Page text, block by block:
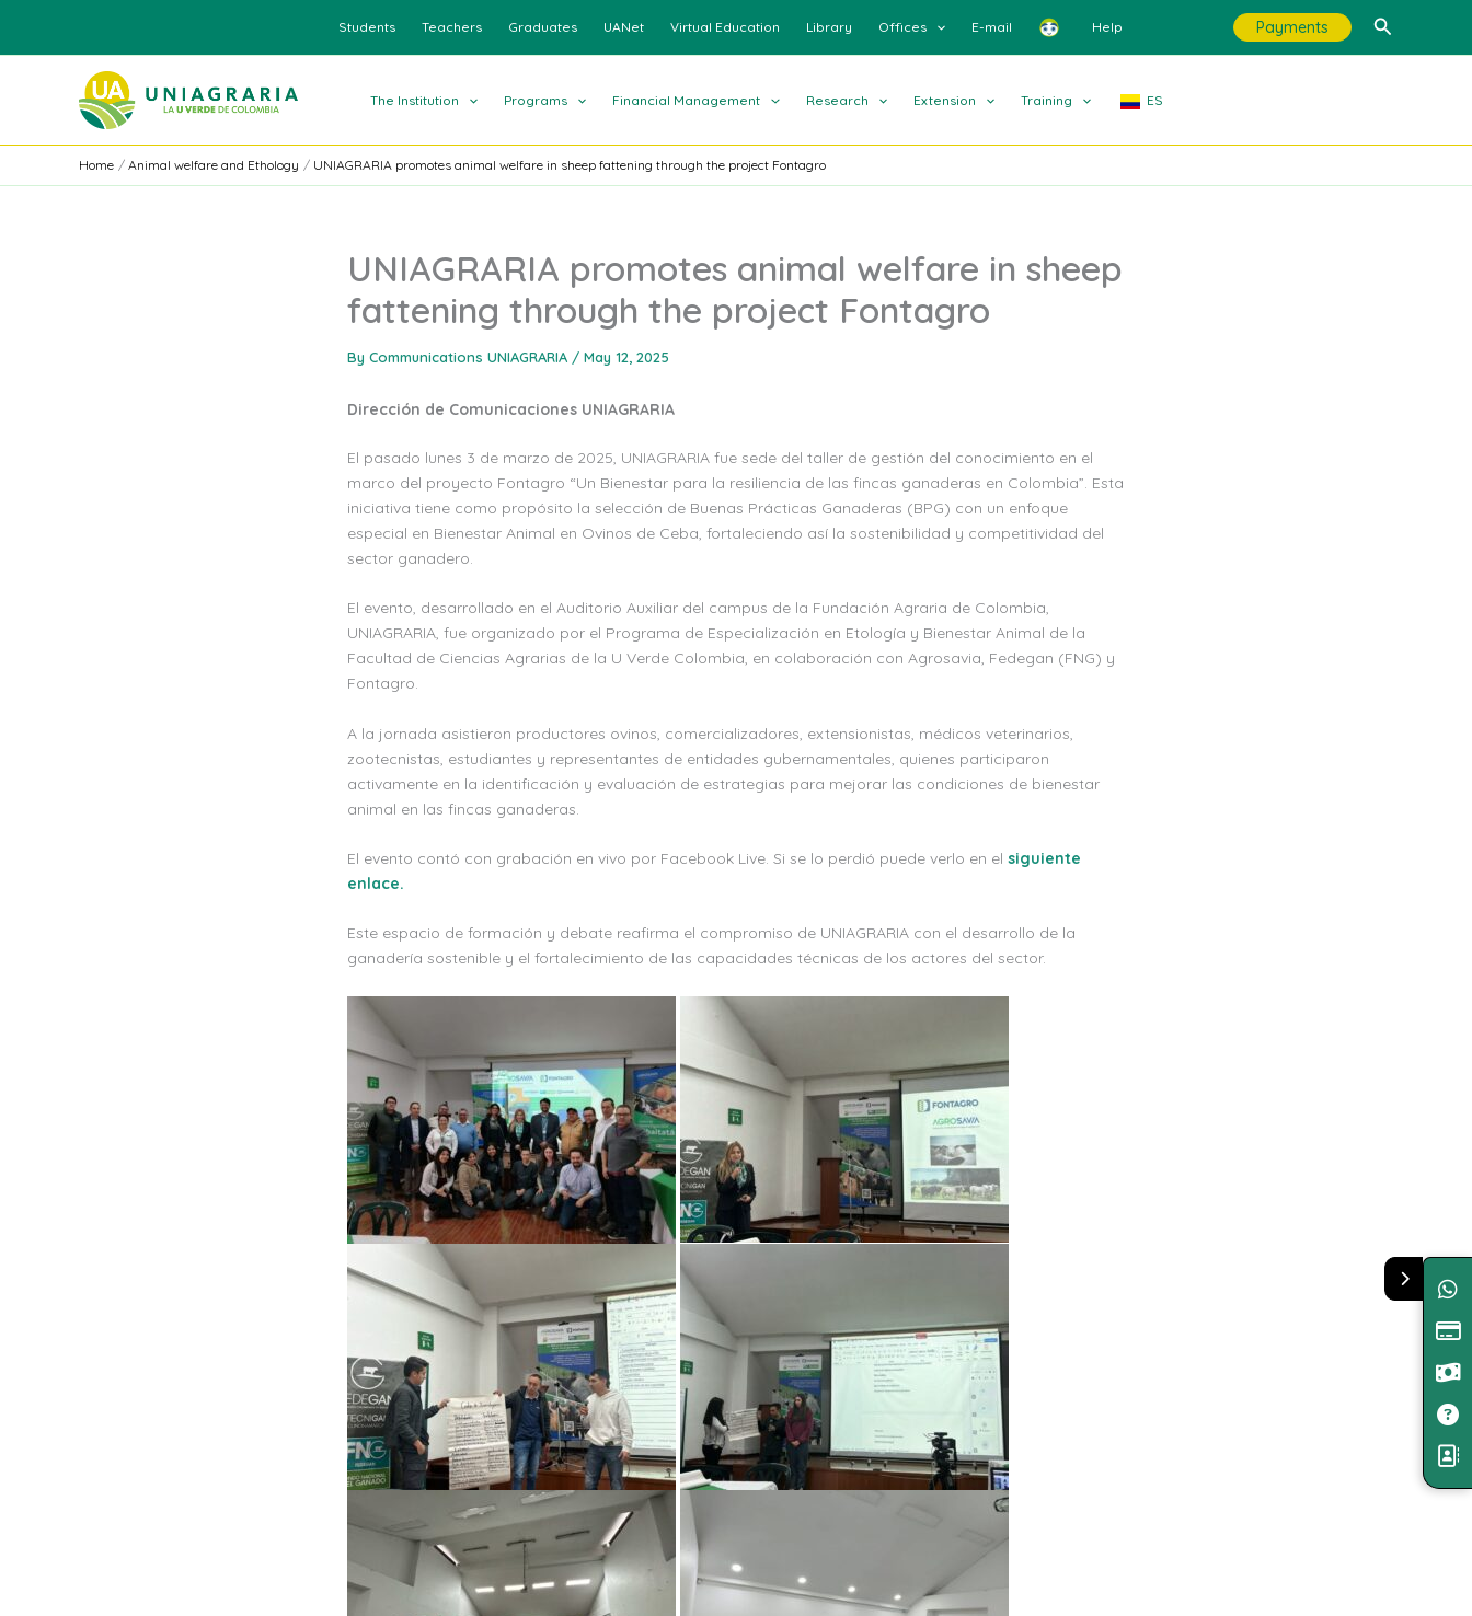
content
Students Teachers Graduates UANet Virtual Education Library Offices E-mail Help Payments Search
The Institution Programs Financial Management Research Extension Training ES
Home Animal welfare and Ethology UNIAGRARIA promotes animal welfare in sheep fattening through the project Fontagro
UNIAGRARIA promotes animal welfare in sheep
fattening through the project Fontagro
By Communications UNIAGRARIA / May 12, 2025
Dirección de Comunicaciones UNIAGRARIA
El pasado lunes 3 de marzo de 2025, UNIAGRARIA fue sede del taller de gestión del conocimiento en el
marco del proyecto Fontagro “Un Bienestar para la resiliencia de las fincas ganaderas en Colombia”. Esta
iniciativa tiene como propósito la selección de Buenas Prácticas Ganaderas (BPG) con un enfoque
especial en Bienestar Animal en Ovinos de Ceba, fortaleciendo así la sostenibilidad y competitividad del
sector ganadero.
El evento, desarrollado en el Auditorio Auxiliar del campus de la Fundación Agraria de Colombia,
UNIAGRARIA, fue organizado por el Programa de Especialización en Etología y Bienestar Animal de la
Facultad de Ciencias Agrarias de la U Verde Colombia, en colaboración con Agrosavia, Fedegan (FNG) y
Fontagro.
A la jornada asistieron productores ovinos, comercializadores, extensionistas, médicos veterinarios,
zootecnistas, estudiantes y representantes de entidades gubernamentales, quienes participaron
activamente en la identificación y evaluación de estrategias para mejorar las condiciones de bienestar
animal en las fincas ganaderas.
El evento contó con grabación en vivo por Facebook Live. Si se lo perdió puede verlo en el siguiente
enlace.
Este espacio de formación y debate reafirma el compromiso de UNIAGRARIA con el desarrollo de la
ganadería sostenible y el fortalecimiento de las capacidades técnicas de los actores del sector.